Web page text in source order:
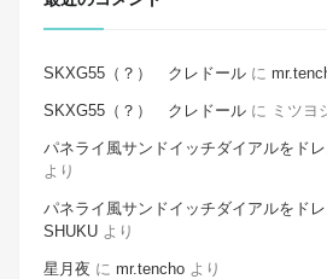
SKXG55（？） クレドール に
SKXG55（？） クレドール に ミツヨ
パネライ風サンドイッチダイアルをド
より
パネライ風サンドイッチダイアルをド
SHUKU より
星月夜 に mr.tencho より